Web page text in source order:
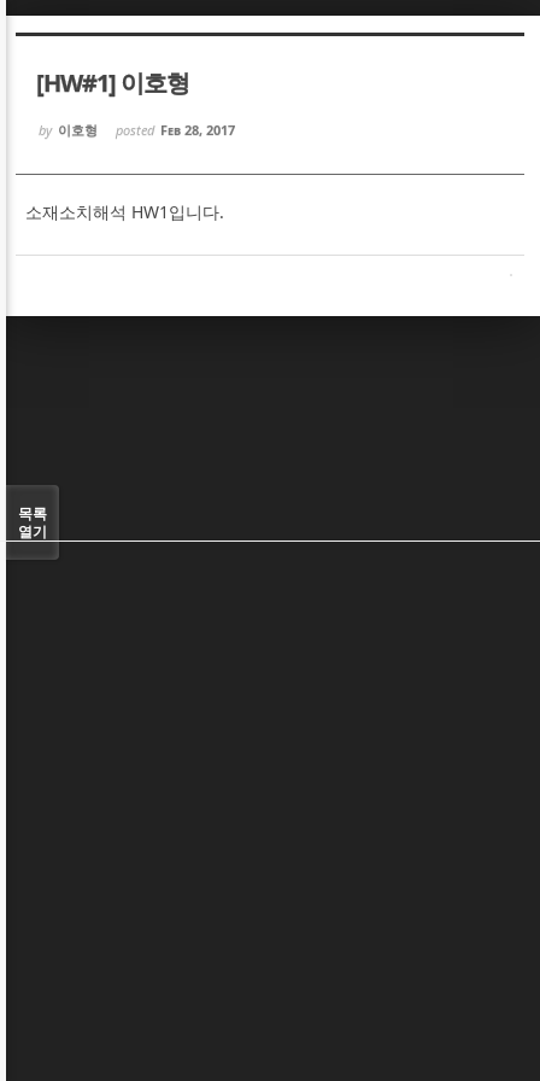
[HW#1] 이호형
by 이호형 posted Feb 28, 2017
소재소치해석 HW1입니다.
목록
열기
Sketchbook5, 스케치북5
Sketchbook5, 스케치북5
Sketchbook5, 스케치북5
Sketchbook5, 스케치북5